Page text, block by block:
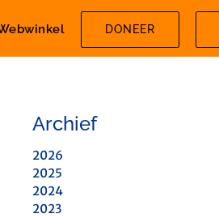
DONEER
Archief
2026
2025
2024
2023